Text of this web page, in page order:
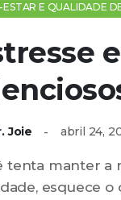
ESTAR E QUALIDADE
Joie abril 24,
tenta manter a
esquece